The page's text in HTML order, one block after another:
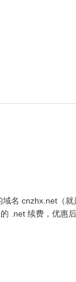
域名 cnzhx.net（
.net 续费，优惠